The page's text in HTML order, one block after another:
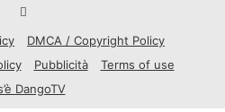
DMCA / Copyright Policy
Pubblicità
Terms of use
DangoTV